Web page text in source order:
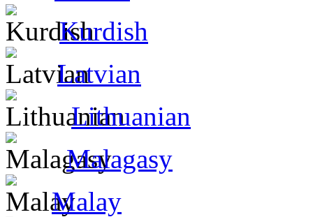
Kurdish
Latvian
Lithuanian
Malagasy
Malay